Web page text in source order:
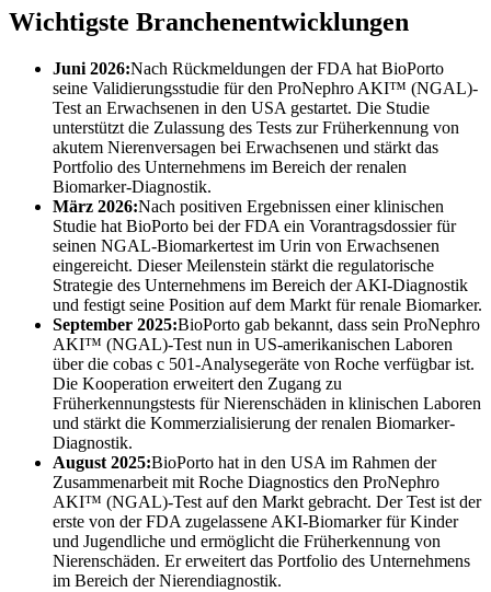
Wichtigste Branchenentwicklungen
Juni 2026:Nach Rückmeldungen der FDA hat BioPorto
seine Validierungsstudie für den ProNephro AKI™ (NGAL)-
Test an Erwachsenen in den USA gestartet. Die Studie
unterstützt die Zulassung des Tests zur Früherkennung von
akutem Nierenversagen bei Erwachsenen und stärkt das
Portfolio des Unternehmens im Bereich der renalen
Biomarker-Diagnostik.
März 2026:Nach positiven Ergebnissen einer klinischen
Studie hat BioPorto bei der FDA ein Vorantragsdossier für
seinen NGAL-Biomarkertest im Urin von Erwachsenen
eingereicht. Dieser Meilenstein stärkt die regulatorische
Strategie des Unternehmens im Bereich der AKI-Diagnostik
und festigt seine Position auf dem Markt für renale Biomarker.
September 2025:BioPorto gab bekannt, dass sein ProNephro
AKI™ (NGAL)-Test nun in US-amerikanischen Laboren
über die cobas c 501-Analysegeräte von Roche verfügbar ist.
Die Kooperation erweitert den Zugang zu
Früherkennungstests für Nierenschäden in klinischen Laboren
und stärkt die Kommerzialisierung der renalen Biomarker-
Diagnostik.
August 2025:BioPorto hat in den USA im Rahmen der
Zusammenarbeit mit Roche Diagnostics den ProNephro
AKI™ (NGAL)-Test auf den Markt gebracht. Der Test ist der
erste von der FDA zugelassene AKI-Biomarker für Kinder
und Jugendliche und ermöglicht die Früherkennung von
Nierenschäden. Er erweitert das Portfolio des Unternehmens
im Bereich der Nierendiagnostik.